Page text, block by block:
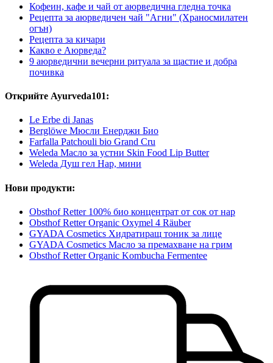
Кофеин, кафе и чай от аюрведична гледна точка
Рецепта за аюрведичен чай "Агни" (Храносмилатен
огън)
Рецепта за кичари
Какво е Аюрведа?
9 аюрведични вечерни ритуала за щастие и добра
почивка
Открийте Ayurveda101:
Le Erbe di Janas
Berglöwe Мюсли Енерджи Био
Farfalla Patchouli bio Grand Cru
Weleda Масло за устни Skin Food Lip Butter
Weleda Душ гел Нар, мини
Нови продукти:
Obsthof Retter 100% био концентрат от сок от нар
Obsthof Retter Organic Oxymel 4 Räuber
GYADA Cosmetics Хидратиращ тоник за лице
GYADA Cosmetics Масло за премахване на грим
Obsthof Retter Organic Kombucha Fermentee